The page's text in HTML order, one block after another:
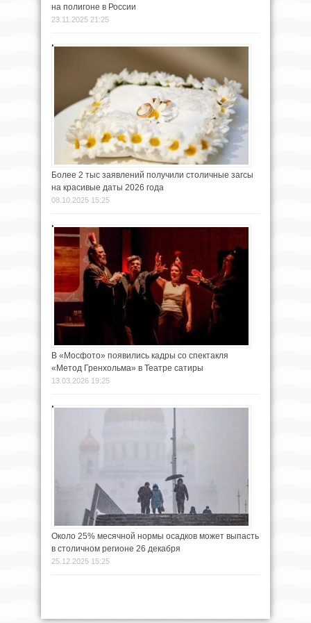
на полигоне в России
23.11.2025 21:25
Более 2 тыс заявлений получили столичные загсы
на красивые даты 2026 года
08.10.2025 15:25
В «Мосфото» появились кадры со спектакля
«Метод Гренхольма» в Театре сатиры
13.03.2026 19:25
Около 25% месячной нормы осадков может выпасть
в столичном регионе 26 декабря
25.12.2025 15:25